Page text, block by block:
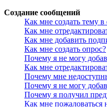
Создание сообщений
Как мне создать тему
Как мне
Как мне добавить
Как мне создать опрос?
Почему я не могу
Как мне
Почему мне
Почему я не могу
Почему я получил
Как мне пожаловаться